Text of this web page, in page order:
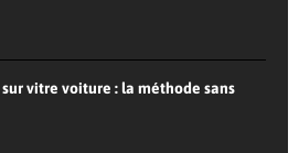
vitre voiture : la méthode sans